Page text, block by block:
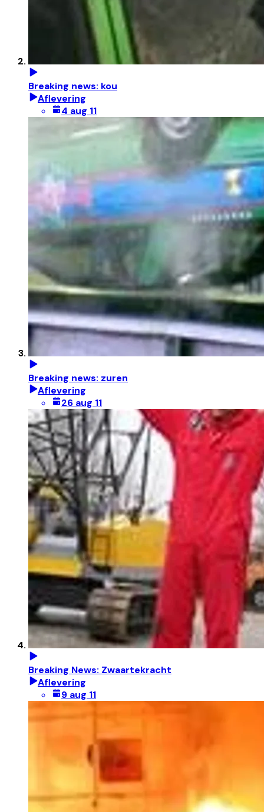
Breaking news: kou
Aflevering
4 aug 11
Breaking news: zuren
Aflevering
26 aug 11
Breaking News: Zwaartekracht
Aflevering
9 aug 11